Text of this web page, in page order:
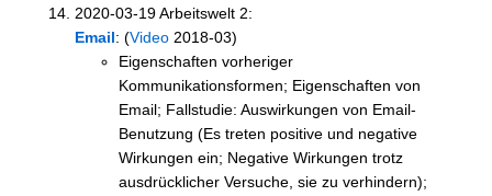
2020-03-19 Arbeitswelt 2:
Email: (Video 2018-03)
Eigenschaften vorheriger
Kommunikationsformen; Eigenschaften von
Email; Fallstudie: Auswirkungen von Email-
Benutzung (Es treten positive und negative
Wirkungen ein; Negative Wirkungen trotz
ausdrücklicher Versuche, sie zu verhindern);